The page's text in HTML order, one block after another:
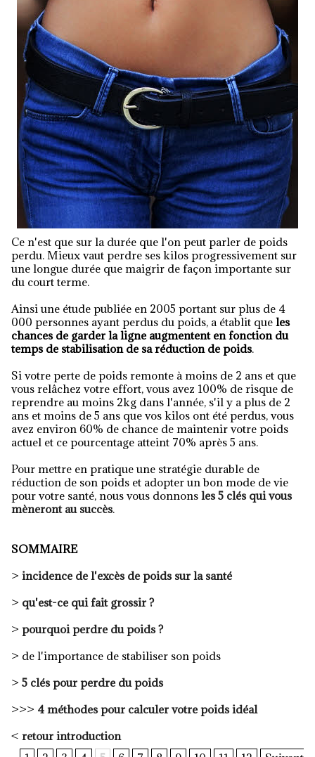
Ce n'est que sur la durée que l'on peut parler de poids
perdu. Mieux vaut perdre ses kilos progressivement sur
une longue durée que maigrir de façon importante sur
du court terme.
Ainsi une étude publiée en 2005 portant sur plus de 4
000 personnes ayant perdus du poids, a établit que les
chances de garder la ligne augmentent en fonction du
temps de stabilisation de sa réduction de poids.
Si votre perte de poids remonte à moins de 2 ans et que
vous relâchez votre effort, vous avez 100% de risque de
reprendre au moins 2kg dans l'année, s'il y a plus de 2
ans et moins de 5 ans que vos kilos ont été perdus, vous
avez environ 60% de chance de maintenir votre poids
actuel et ce pourcentage atteint 70% après 5 ans.
Pour mettre en pratique une stratégie durable de
réduction de son poids et adopter un bon mode de vie
pour votre santé, nous vous donnons les 5 clés qui vous
mèneront au succès.
SOMMAIRE
> incidence de l'excès de poids sur la santé
> qu'est-ce qui fait grossir ?
> pourquoi perdre du poids ?
> de l'importance de stabiliser son poids
> 5 clés pour perdre du poids
>>> 4 méthodes pour calculer votre poids idéal
< retour introduction